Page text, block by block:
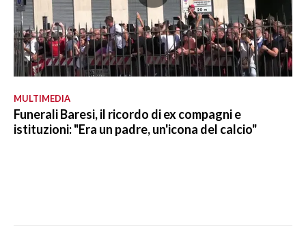
MULTIMEDIA
Funerali Baresi, il ricordo di ex compagni e
istituzioni: "Era un padre, un'icona del calcio"